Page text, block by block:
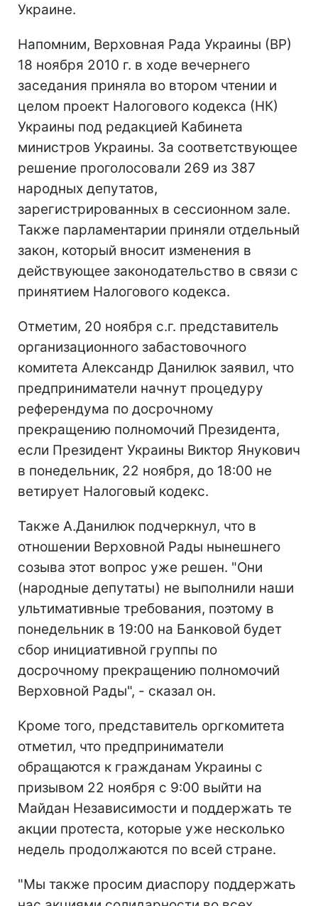
Украине.
Напомним, Верховная Рада Украины (ВР)
18 ноября 2010 г. в ходе вечернего
заседания приняла во втором чтении и
целом проект Налогового кодекса (НК)
Украины под редакцией Кабинета
министров Украины. За соответствующее
решение проголосовали 269 из 387
народных депутатов,
зарегистрированных в сессионном зале.
Также парламентарии приняли отдельный
закон, который вносит изменения в
действующее законодательство в связи с
принятием Налогового кодекса.
Отметим, 20 ноября с.г. представитель
организационного забастовочного
комитета Александр Данилюк заявил, что
предприниматели начнут процедуру
референдума по досрочному
прекращению полномочий Президента,
если Президент Украины Виктор Янукович
в понедельник, 22 ноября, до 18:00 не
ветирует Налоговый кодекс.
Также А.Данилюк подчеркнул, что в
отношении Верховной Рады нынешнего
созыва этот вопрос уже решен. "Они
(народные депутаты) не выполнили наши
ультимативные требования, поэтому в
понедельник в 19:00 на Банковой будет
сбор инициативной группы по
досрочному прекращению полномочий
Верховной Рады", - сказал он.
Кроме того, представитель оргкомитета
отметил, что предприниматели
обращаются к гражданам Украины с
призывом 22 ноября с 9:00 выйти на
Майдан Независимости и поддержать те
акции протеста, которые уже несколько
недель продолжаются по всей стране.
"Мы также просим диаспору поддержать